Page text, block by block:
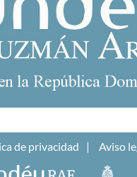
de privacidad Aviso